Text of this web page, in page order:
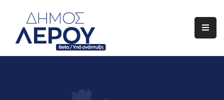
Αρχική